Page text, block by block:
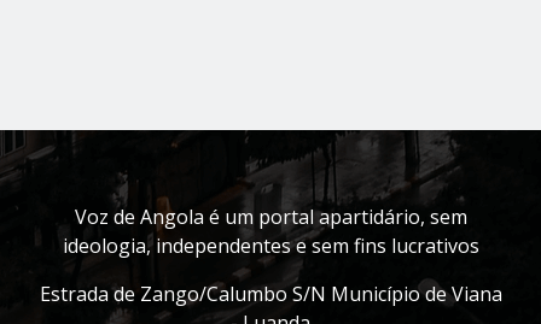
Voz de Angola é um portal apartidário, sem
ideologia, independentes e sem fins lucrativos
Estrada de Zango/Calumbo S/N Município de Viana